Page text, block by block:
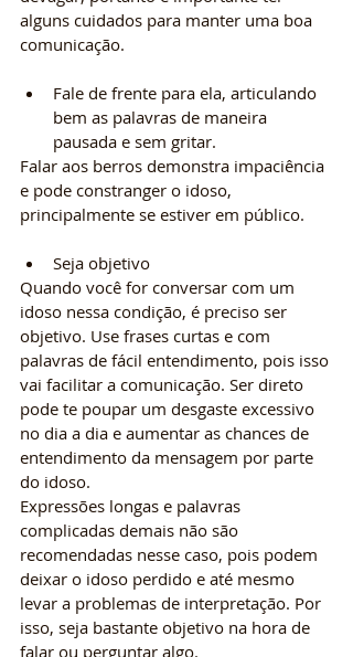
alguns cuidados para manter uma boa
comunicação.
Fale de frente para ela, articulando
bem as palavras de maneira
pausada e sem gritar.
Falar aos berros demonstra impaciência
e pode constranger o idoso,
principalmente se estiver em público.
Seja objetivo
Quando você for conversar com um
idoso nessa condição, é preciso ser
objetivo. Use frases curtas e com
palavras de fácil entendimento, pois isso
vai facilitar a comunicação. Ser direto
pode te poupar um desgaste excessivo
no dia a dia e aumentar as chances de
entendimento da mensagem por parte
do idoso.
Expressões longas e palavras
complicadas demais não são
recomendadas nesse caso, pois podem
deixar o idoso perdido e até mesmo
levar a problemas de interpretação. Por
isso, seja bastante objetivo na hora de
falar ou perguntar algo.